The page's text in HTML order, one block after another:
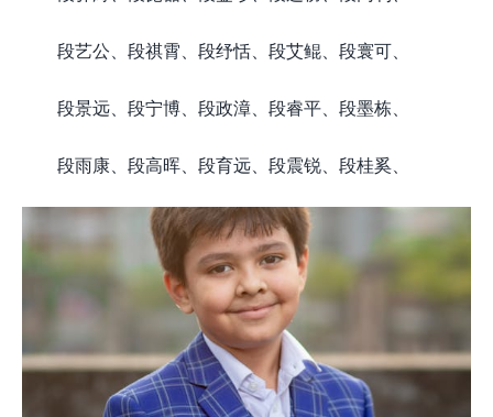
段艺公、段祺霄、段纾恬、段艾鲲、段寰可、
段景远、段宁博、段政漳、段睿平、段墨栋、
段雨康、段高晖、段育远、段震锐、段桂奚、